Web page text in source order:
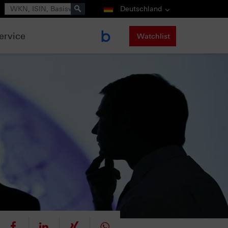
Suche Deutschland
Watchlist
mitteilen